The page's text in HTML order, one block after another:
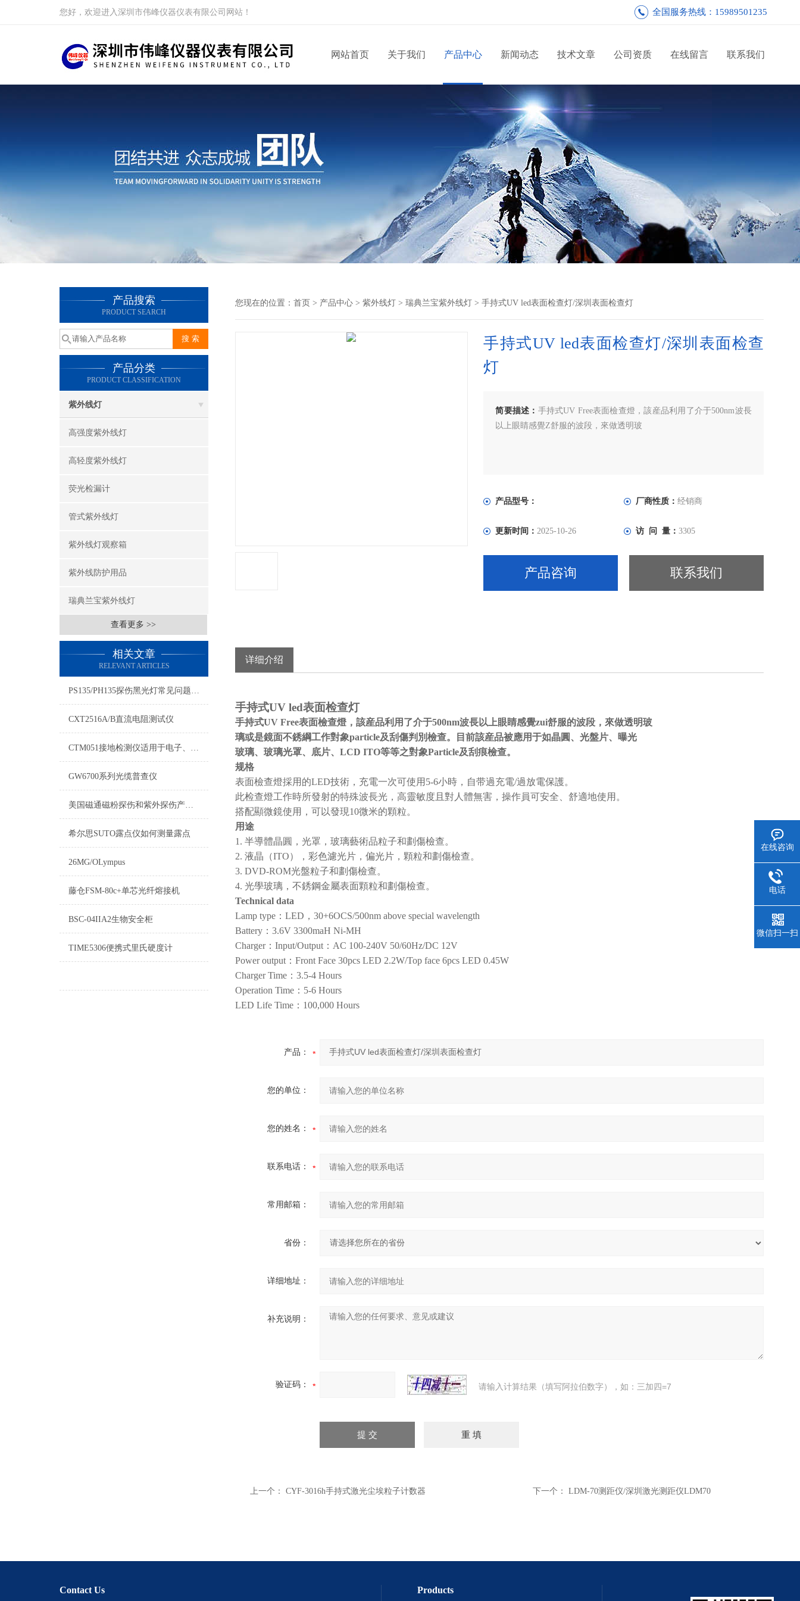
您好，欢迎进入深圳市伟峰仪器仪表有限公司网站！ 全国服务热线：15989501235
网站首页 关于我们 产品中心 新闻动态 技术文章 公司资质 在线留言 联系我们
产品搜索
PRODUCT SEARCH
产品分类
PRODUCT CLASSIFICATION
紫外线灯
高强度紫外线灯
高轻度紫外线灯
荧光检漏计
管式紫外线灯
紫外线灯观察箱
紫外线防护用品
瑞典兰宝紫外线灯
查看更多 >>
相关文章
RELEVANT ARTICLES
PS135/PH135探伤黑光灯常见问题的处理方法
CXT2516A/B直流电阻测试仪
CTM051接地检测仪适用于电子、半导体、光电、电机行业测试阻抗
GW6700系列光缆普查仪
美国磁通磁粉探伤和紫外探伤产品价目表
希尔思SUTO露点仪如何测量露点
26MG/OLympus
藤仓FSM-80c+单芯光纤熔接机
BSC-04IIA2生物安全柜
TIME5306便携式里氏硬度计
您现在的位置： 首页 > 产品中心 > 紫外线灯 > 瑞典兰宝紫外线灯 > 手持式UV led表面检查灯/深圳表面检查灯
手持式UV led表面检查灯/深圳表面检查
灯
简要描述： 手持式UV Free表面檢查燈，該産品利用了介于500nm波長
以上眼睛感覺Z舒服的波段，來做透明玻
产品型号： 厂商性质： 经销商
更新时间：2025-10-26 访 问 量： 3305
产品咨询 联系我们
详细介绍
手持式UV led表面检查灯
手持式UV Free表面檢查燈，該産品利用了介于500nm波長以上眼睛感覺zui舒服的波段，來做透明玻
璃或是鏡面不銹綱工作對象particle及刮傷判別檢查。目前該産品被應用于如晶圓、光盤片、曝光
玻璃、玻璃光罩、底片、LCD ITO等等之對象Particle及刮痕檢查。
规格
表面檢查燈採用的LED技術，充電一次可使用5-6小時，自带過充電/過放電保護。
此检查燈工作時所發射的特殊波長光，高靈敏度且對人體無害，操作員可安全、舒適地使用。
搭配顯微鏡使用，可以發現10微米的顆粒。
用途
1. 半導體晶圓，光罩，玻璃藝術品粒子和劃傷檢查。
2. 液晶（ITO），彩色濾光片，偏光片，顆粒和劃傷檢查。
3. DVD-ROM光盤粒子和劃傷檢查。
4. 光學玻璃，不銹鋼金屬表面顆粒和劃傷檢查。
Technical data
Lamp type：LED，30+6OCS/500nm above special wavelength
Battery：3.6V 3300maH Ni-MH
Charger：Input/Output：AC 100-240V 50/60Hz/DC 12V
Power output：Front Face 30pcs LED 2.2W/Top face 6pcs LED 0.45W
Charger Time：3.5-4 Hours
Operation Time：5-6 Hours
LED Life Time：100,000 Hours
产品：
您的单位：
您的姓名：
联系电话：
常用邮箱：
省份：
详细地址：
补充说明：
验证码： 请输入计算结果（填写阿拉伯数字），如：三加四=7
上一个： CYF-3016h手持式激光尘埃粒子计数器 下一个： LDM-70测距仪/深圳激光测距仪LDM70
Contact Us Products
在线咨询
电话
微信扫一扫